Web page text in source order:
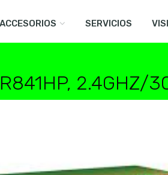
ACCESORIOS SERVICIOS
2.4GHZ/